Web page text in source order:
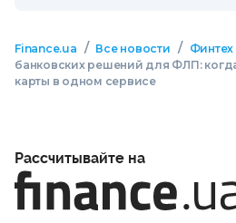
Finance.ua / Все новости / Финтех
банковских решений для ФЛП:
карты в одном сервисе
Рассчитывайте на